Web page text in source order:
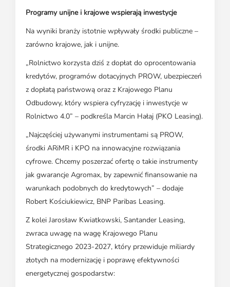
Programy unijne i krajowe wspierają inwestycje
Na wyniki branży istotnie wpływały środki publiczne –
zarówno krajowe, jak i unijne.
„Rolnictwo korzysta dziś z dopłat do oprocentowania
kredytów, programów dotacyjnych PROW, ubezpieczeń
z dopłatą państwową oraz z Krajowego Planu
Odbudowy, który wspiera cyfryzację i inwestycje w
Rolnictwo 4.0” – podkreśla Marcin Hałaj (PKO Leasing).
„Najczęściej używanymi instrumentami są PROW,
środki ARiMR i KPO na innowacyjne rozwiązania
cyfrowe. Chcemy poszerzać ofertę o takie instrumenty
jak gwarancje Agromax, by zapewnić finansowanie na
warunkach podobnych do kredytowych” – dodaje
Robert Kościukiewicz, BNP Paribas Leasing.
Z kolei Jarosław Kwiatkowski, Santander Leasing,
zwraca uwagę na wagę Krajowego Planu
Strategicznego 2023-2027, który przewiduje miliardy
złotych na modernizację i poprawę efektywności
energetycznej gospodarstw: